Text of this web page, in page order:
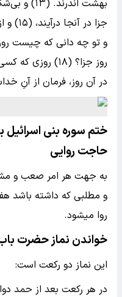
روز جزا؟ (۱۸)
در آن روز، فرمان از آنِ
ختم سوره بنی
حاجت روایی
به جهت هر امر صعب و
و مطلبی که داشته باشد
روا میشود.
خواندن نماز حضرت
این نماز دو رکعت است:
در هر رکعت بعد از حمد